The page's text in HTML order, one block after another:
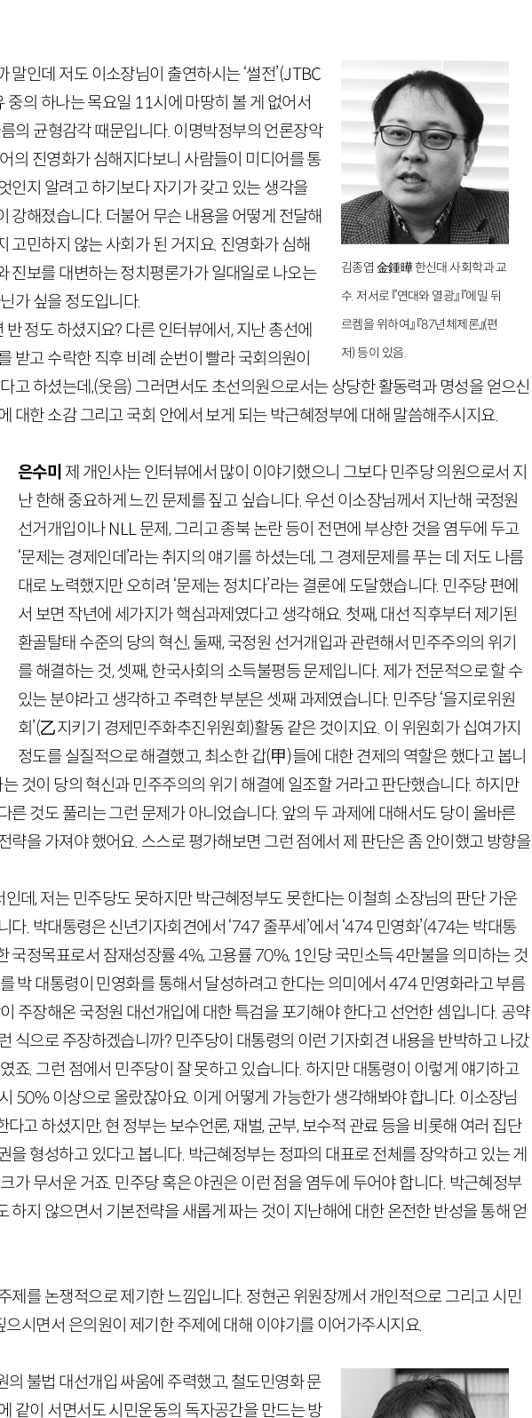
김종엽 金鍾曄 한신대 사회학과 교
수. 저서로 『연대와 열광』 『에밀 뒤
르켐을 위하여』 『87년체제론』(편
저) 등이 있음.
말인데 저도 이소장님이 출연하시는 ‘썰전’(JTBC
중의 하나는 목요일 11시에 마땅히 볼 게 없어서
름의 균형감각 때문입니다. 이명박정부의 언론장악
의 진영화가 심해지다보니 사람들이 미디어를 통
인지 알려고 하기보다 자기가 갖고 있는 생각을
강해졌습니다. 더불어 무슨 내용을 어떻게 전달해
고민하지 않는 사회가 된 거지요. 진영화가 심해
진보를 대변하는 정치평론가가 일대일로 나오는
가 싶을 정도입니다.
반 정도 하셨지요? 다른 인터뷰에서, 지난 총선에
받고 수락한 직후 비례 순번이 빨라 국회의원이
고 하셨는데,(웃음) 그러면서도 초선의원으로서는 상당한 활동력과 명성을 얻으신
대한 소감 그리고 국회 안에서 보게 되는 박근혜정부에 대해 말씀해주시지요.
은수미 제 개인사는 인터뷰에서 많이 이야기했으니 그보다 민주당 의원으로서 지
난 한해 중요하게 느낀 문제를 짚고 싶습니다. 우선 이소장님께서 지난해 국정원
선거개입이나 NLL문제, 그리고 종북 논란 등이 전면에 부상한 것을 염두에 두고
‘문제는 경제인데’라는 취지의 얘기를 하셨는데, 그 경제문제를 푸는 데 저도 나름
대로 노력했지만 오히려 ‘문제는 정치다’라는 결론에 도달했습니다. 민주당 편에
서 보면 작년에 세가지가 핵심과제였다고 생각해요. 첫째, 대선 직후부터 제기된
환골탈태 수준의 당의 혁신, 둘째, 국정원 선거개입과 관련해서 민주주의의 위기
를 해결하는 것, 셋째, 한국사회의 소득불평등 문제입니다. 제가 전문적으로 할 수
있는 분야라고 생각하고 주력한 부분은 셋째 과제였습니다. 민주당 ‘을지로위원
회’(乙지키기 경제민주화추진위원회)활동 같은 것이지요. 이 위원회가 십여가지
정도를 실질적으로 해결했고, 최소한 갑(甲)들에 대한 견제의 역할은 했다고 봅니
것이 당의 혁신과 민주주의의 위기 해결에 일조할 거라고 판단했습니다. 하지만
른 것도 풀리는 그런 문제가 아니었습니다. 앞의 두 과제에 대해서도 당이 올바른
략을 가져야 했어요. 스스로 평가해보면 그런 점에서 제 판단은 좀 안이했고 방향을
데, 저는 민주당도 못하지만 박근혜정부도 못한다는 이철희 소장님의 판단 가운
다. 박대통령은 신년기자회견에서 ‘747 줄푸세’에서 ‘474민영화’(474는 박대통
국정목표로서 잠재성장률4%, 고용률70%, 1인당 국민소득4만불을 의미하는 것
박 대통령이 민영화를 통해서 달성하려고한다는 의미에서474민영화라고 부름
주장해온 국정원 대선개입에 대한 특검을 포기해야 한다고 선언한 셈입니다. 공약
식으로 주장하겠습니까? 민주당이 대통령의 이런 기자회견 내용을 반박하고 나갔
죠. 그런 점에서 민주당이 잘 못하고 있습니다. 하지만 대통령이 이렇게 얘기하고
50% 이상으로 올랐잖아요. 이게 어떻게 가능한가 생각해봐야 합니다. 이소장님
고 하셨지만, 현 정부는 보수언론, 재벌, 군부, 보수적 관료 등을 비롯해 여러 집단
을 형성하고 있다고 봅니다. 박근혜정부는 정파의 대표로 전체를 장악하고 있는 게
가 무서운 거죠. 민주당 혹은 야권은 이런 점을 염두에 두어야 합니다. 박근혜정부
하지 않으면서 기본전략을 새롭게 짜는 것이 지난해에 대한 온전한 반성을 통해 얻
제를 논쟁적으로 제기한 느낌입니다. 정현곤 위원장께서 개인적으로 그리고 시민
으시면서 은의원이 제기한 주제에 대해 이야기를 이어가주시지요.
의 불법 대선개입 싸움에 주력했고, 철도민영화 문
같이 서면서도 시민운동의 독자공간을 만드는 방